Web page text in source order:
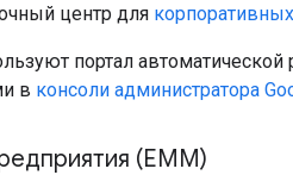
центр для
портал автоматической
в консоли администратора
(EMM)